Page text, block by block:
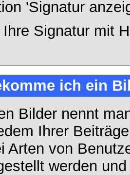
'Signatur
Ihre Signatur mit
ich ein
Bilder nennt
Ihrer
Arten von
werden